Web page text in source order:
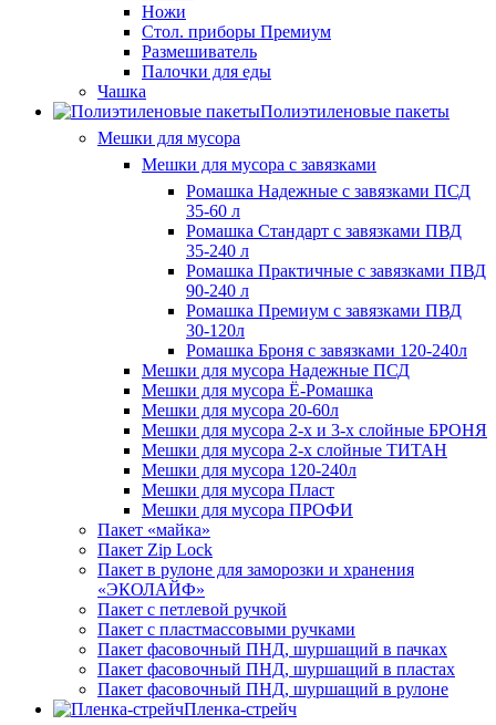
Ножи
Стол. приборы Премиум
Размешиватель
Палочки для еды
Чашка
Полиэтиленовые пакеты
Мешки для мусора
Мешки для мусора с завязками
Ромашка Надежные с завязками ПСД
35-60 л
Ромашка Стандарт с завязками ПВД
35-240 л
Ромашка Практичные с завязками ПВД
90-240 л
Ромашка Премиум с завязками ПВД
30-120л
Ромашка Броня с завязками 120-240л
Мешки для мусора Надежные ПСД
Мешки для мусора Ё-Ромашка
Мешки для мусора 20-60л
Мешки для мусора 2-х и 3-х слойные БРОНЯ
Мешки для мусора 2-х слойные ТИТАН
Мешки для мусора 120-240л
Мешки для мусора Пласт
Мешки для мусора ПРОФИ
Пакет «майка»
Пакет Zip Lock
Пакет в рулоне для заморозки и хранения
«ЭКОЛАЙФ»
Пакет с петлевой ручкой
Пакет с пластмассовыми ручками
Пакет фасовочный ПНД, шуршащий в пачках
Пакет фасовочный ПНД, шуршащий в пластах
Пакет фасовочный ПНД, шуршащий в рулоне
Пленка-стрейч